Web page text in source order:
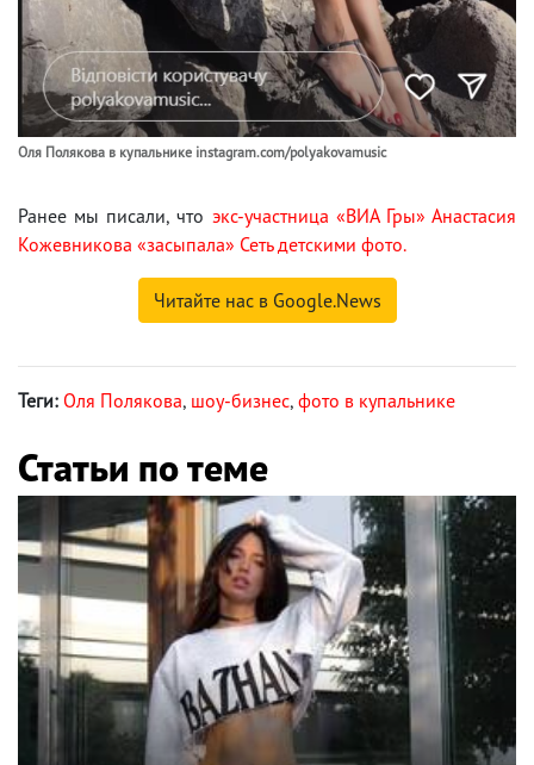
Оля Полякова в купальнике instagram.com/polyakovamusic
Ранее мы писали, что экс-участница «ВИА Гры» Анастасия
Кожевникова «засыпала» Сеть детскими фото.
Читайте нас в Google.News
Теги: Оля Полякова, шоу-бизнес, фото в купальнике
Статьи по теме